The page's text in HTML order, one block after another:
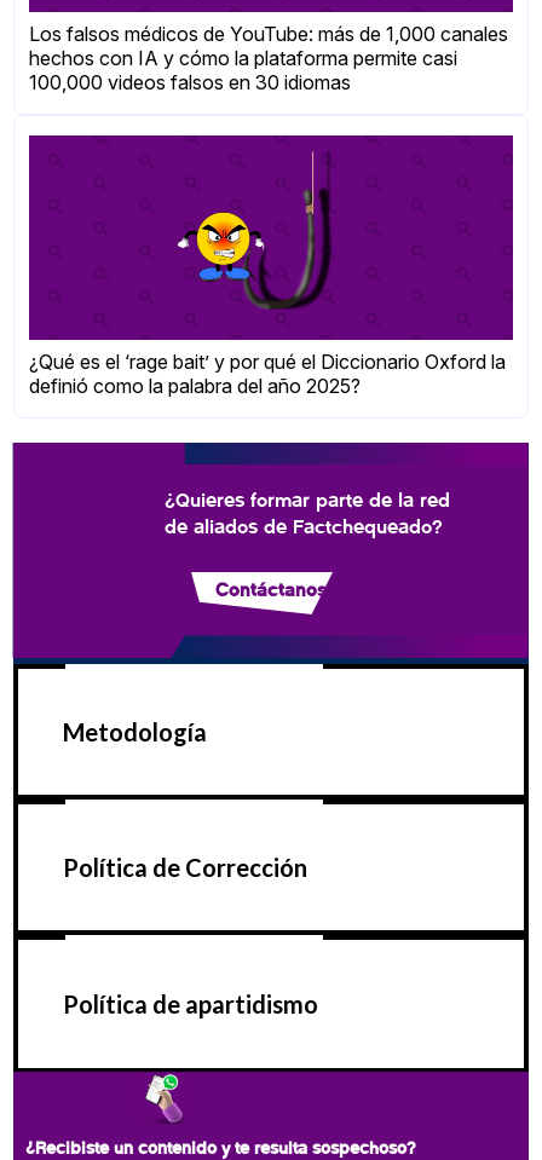
Los falsos médicos de YouTube: más de 1,000 canales
hechos con IA y cómo la plataforma permite casi
100,000 videos falsos en 30 idiomas
¿Qué es el ‘rage bait’ y por qué el Diccionario Oxford la
definió como la palabra del año 2025?
¿Quieres formar parte de la red
de aliados de Factchequeado?
Contáctanos
Metodología
Política de Corrección
Política de apartidismo
¿Recibiste un contenido y te resulta sospechoso?